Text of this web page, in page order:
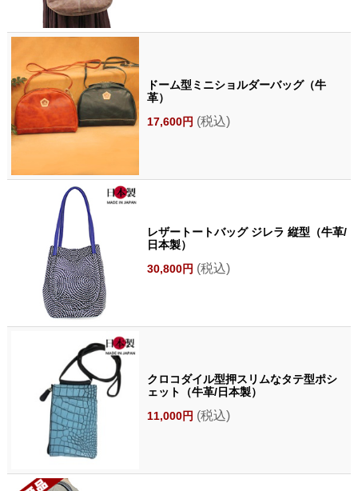
ドーム型ミニショルダーバッグ（牛
革）
17,600円 (税込)
レザートートバッグ ジレラ 縦型（牛革/
日本製）
30,800円 (税込)
クロコダイル型押スリムなタテ型ポシ
ェット（牛革/日本製）
11,000円 (税込)